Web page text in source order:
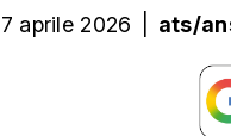
7 aprile 2026 ats/